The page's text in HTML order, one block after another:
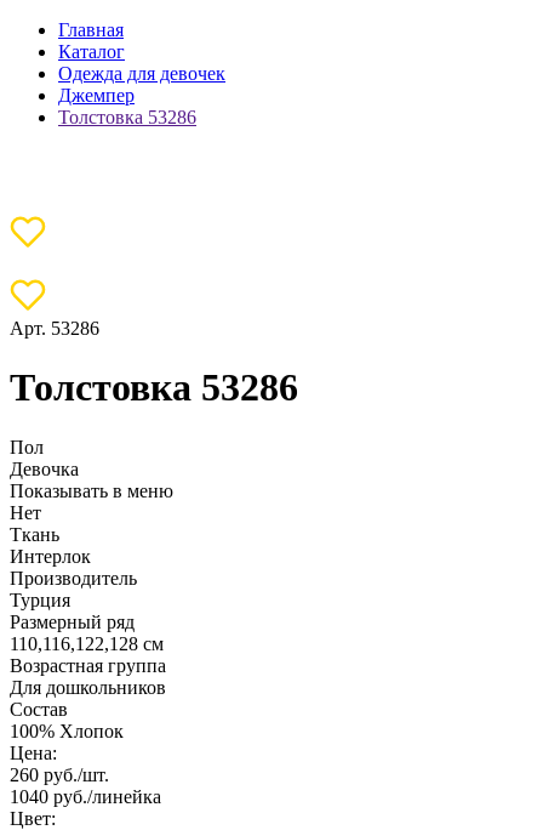
Главная
Каталог
Одежда для девочек
Джемпер
Толстовка 53286
Арт. 53286
Толстовка 53286
Пол
Девочка
Показывать в меню
Нет
Ткань
Интерлок
Производитель
Турция
Размерный ряд
110,116,122,128 см
Возрастная группа
Для дошкольников
Состав
100% Хлопок
Цена:
260 руб./шт.
1040 руб./линейка
Цвет: